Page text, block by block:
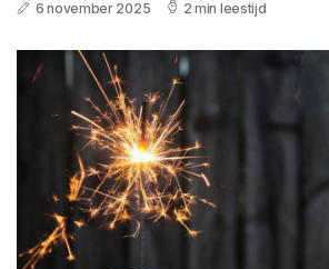
6 november 2025 2 min leestijd